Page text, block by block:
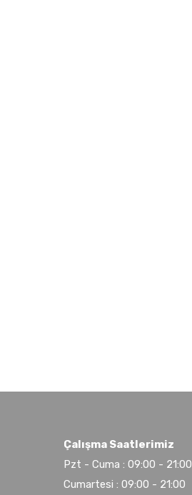
Çalışma Saatlerimiz
Pzt - Cuma : 09:00 - 21:00
Cumartesi : 09:00 - 21:00